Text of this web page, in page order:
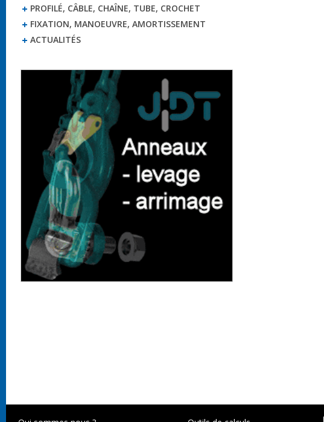
PROFILÉ, CÂBLE, CHAÎNE, TUBE, CROCHET
FIXATION, MANOEUVRE, AMORTISSEMENT
ACTUALITÉS